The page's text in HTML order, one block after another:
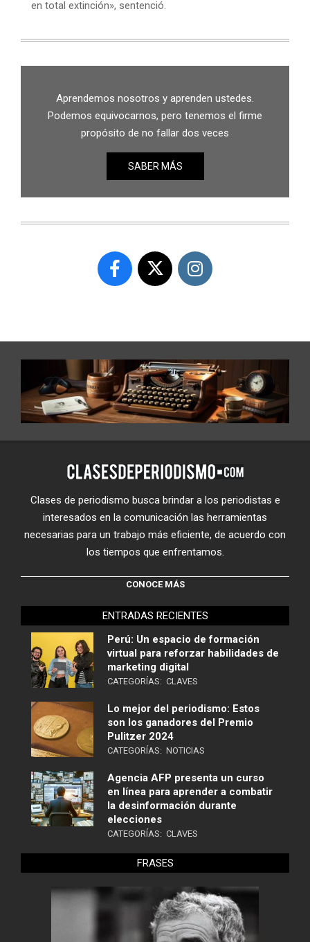
en total extinción», sentenció.
Aprendemos nosotros y aprenden ustedes.
Podemos equivocarnos, pero tenemos el firme
propósito de no fallar dos veces
SABER MÁS
Clases de periodismo busca brindar a los periodistas e
interesados en la comunicación las herramientas
necesarias para un trabajo más eficiente, de acuerdo con
los tiempos que enfrentamos.
CONOCE MÁS
ENTRADAS RECIENTES
Perú: Un espacio de formación
virtual para reforzar habilidades de
marketing digital
CATEGORÍAS: CLAVES
Lo mejor del periodismo: Estos
son los ganadores del Premio
Pulitzer 2024
CATEGORÍAS: NOTICIAS
Agencia AFP presenta un curso
en línea para aprender a combatir
la desinformación durante
elecciones
CATEGORÍAS: CLAVES
FRASES